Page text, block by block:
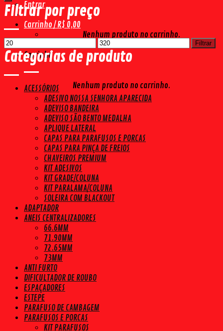
Entrar
Carrinho /R$ 0,00
Nenhum produto no carrinho.
Carrinho
Nenhum produto no carrinho.
Filtrar por preço
Preço
mínimo
Preço
máximo
Filtrar
Categorias de produto
ACESSÓRIOS
ADESIVO NOSSA SENHORA APARECIDA
ADEVISO BANDEIRA
ADEVISO SÃO BENTO MEDALHA
APLIQUE LATERAL
CAPAS PARA PARAFUSOS E PORCAS
CAPAS PARA PINÇA DE FREIOS
CHAVEIROS PREMIUM
KIT ADESIVOS
KIT GRADE/COLUNA
KIT PARALAMA/COLUNA
SOLEIRA COM BLACKOUT
ADAPTADOR
ANEIS CENTRALIZADORES
66.6MM
71.90MM
72.65MM
73MM
ANTI FURTO
DIFICULTADOR DE ROUBO
ESPAÇADORES
ESTEPE
PARAFUSO DE CAMBAGEM
PARAFUSOS E PORCAS
KIT PARAFUSOS